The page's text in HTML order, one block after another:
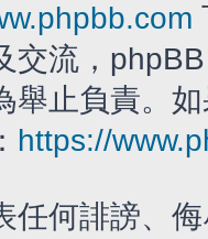
交流，
舉止負責。
https://
任何誹謗、